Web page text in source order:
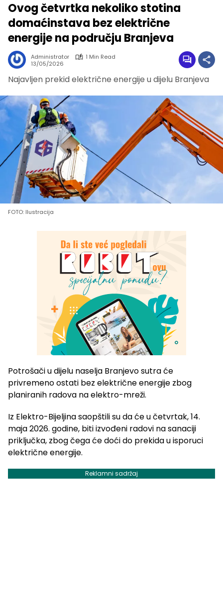
Ovog četvrtka nekoliko stotina
domaćinstava bez električne
energije na području Branjeva
Administrator
1 Min Read
13/05/2026
Najavljen prekid električne energije u dijelu Branjeva
FOTO: Ilustracija
Potrošači u dijelu naselja Branjevo sutra će
privremeno ostati bez električne energije zbog
planiranih radova na elektro-mreži.
Iz Elektro-Bijeljinasaopštili su da će u četvrtak, 14.
maja 2026. godine, biti izvođeni radovi na sanaciji
priključka, zbog čega će doći do prekida u isporuci
električne energije.
Reklamni sadržaj